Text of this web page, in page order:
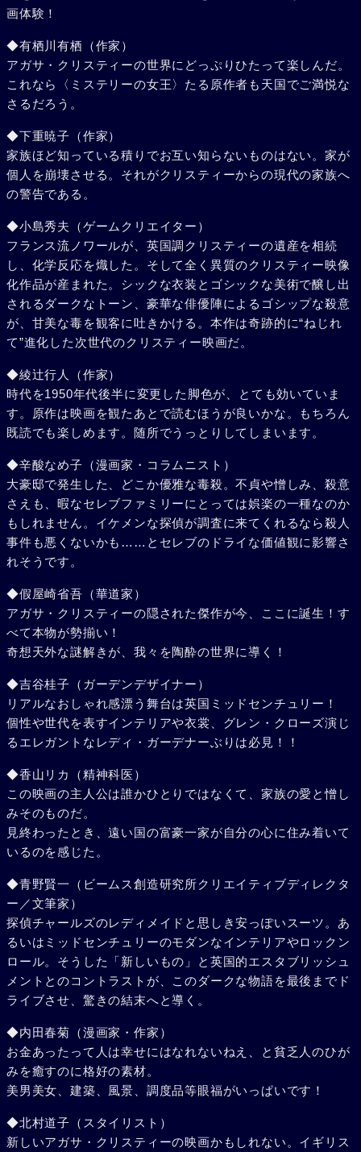
画体験！
◆有栖川有栖（作家）
アガサ・クリスティーの世界にどっぷりひたって楽しんだ。
これなら〈ミステリーの女王〉たる原作者も天国でご満悦な
さるだろう。
◆下重暁子（作家）
家族ほど知っている積りでお互い知らないものはない。家が
個人を崩壊させる。それがクリスティーからの現代の家族へ
の警告である。
◆小島秀夫（ゲームクリエイター）
フランス流ノワールが、英国調クリスティーの遺産を相続
し、化学反応を熾した。そして全く異質のクリスティー映像
化作品が産まれた。シックな衣装とゴシックな美術で醸し出
されるダークなトーン、豪華な俳優陣によるゴシップな殺意
が、甘美な毒を観客に吐きかける。本作は奇跡的に“ねじれ
て”進化した次世代のクリスティー映画だ。
◆綾辻行人（作家）
時代を1950年代後半に変更した脚色が、とても効いていま
す。原作は映画を観たあとで読むほうが良いかな。もちろん
既読でも楽しめます。随所でうっとりしてしまいます。
◆辛酸なめ子（漫画家・コラムニスト）
大豪邸で発生した、どこか優雅な毒殺。不貞や憎しみ、殺意
さえも、暇なセレブファミリーにとっては娯楽の一種なのか
もしれません。イケメンな探偵が調査に来てくれるなら殺人
事件も悪くないかも……とセレブのドライな価値観に影響さ
れそうです。
◆假屋崎省吾（華道家）
アガサ・クリスティーの隠された傑作が今、ここに誕生！す
べて本物が勢揃い！
奇想天外な謎解きが、我々を陶酔の世界に導く！
◆吉谷桂子（ガーデンデザイナー）
リアルなおしゃれ感漂う舞台は英国ミッドセンチュリー！
個性や世代を表すインテリアや衣裳、グレン・クローズ演じ
るエレガントなレディ・ガーデナーぶりは必見！！
◆香山リカ（精神科医）
この映画の主人公は誰かひとりではなくて、家族の愛と憎し
みそのものだ。
見終わったとき、遠い国の富豪一家が自分の心に住み着いて
いるのを感じた。
◆青野賢一（ビームス創造研究所クリエイティブディレクタ
ー／文筆家）
探偵チャールズのレディメイドと思しき安っぽいスーツ。あ
るいはミッドセンチュリーのモダンなインテリアやロックン
ロール。そうした「新しいもの」と英国的エスタブリッシュ
メントとのコントラストが、このダークな物語を最後までド
ライブさせ、驚きの結末へと導く。
◆内田春菊（漫画家・作家）
お金あったって人は幸せにはなれないねえ、と貧乏人のひが
みを癒すのに格好の素材。
美男美女、建築、風景、調度品等眼福がいっぱいです！
◆北村道子（スタイリスト）
新しいアガサ・クリスティーの映画かもしれない。イギリス